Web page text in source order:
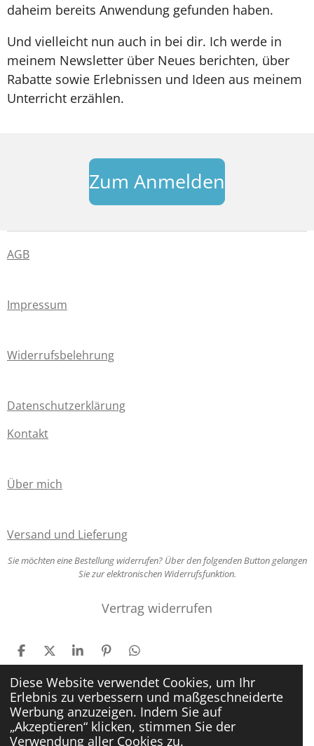
Diese Website verwendet Cookies, um Ihr
Erlebnis zu verbessern und maßgeschneiderte
Werbung anzuzeigen. Indem Sie auf
„Akzeptieren“ klicken, stimmen Sie der
Verwendung aller Cookies zu.
daheim bereits Anwendung gefunden haben.
Und vielleicht nun auch in bei dir. Ich werde in
meinem Newsletter über Neues berichten, über
Rabatte sowie Erlebnissen und Ideen aus meinem
Unterricht erzählen.
Zum Anmelden
AGB
Impressum
Widerrufsbelehrung
Datenschutzerklärung
Kontakt
Über mich
Versand und Lieferung
Sie möchten eine Bestellung widerrufen? Über den folgenden Button gelangen
Sie zur elektronischen Widerrufsfunktion.
Vertrag widerrufen
T
e
i
l
e
n
T
e
i
l
e
n
T
e
i
l
e
n
P
i
n
i
t
T
e
i
l
e
n
© 2025 - 2026 Sandras Schreib- und Lernwerkstatt
Mit Unterstützung vonWebador